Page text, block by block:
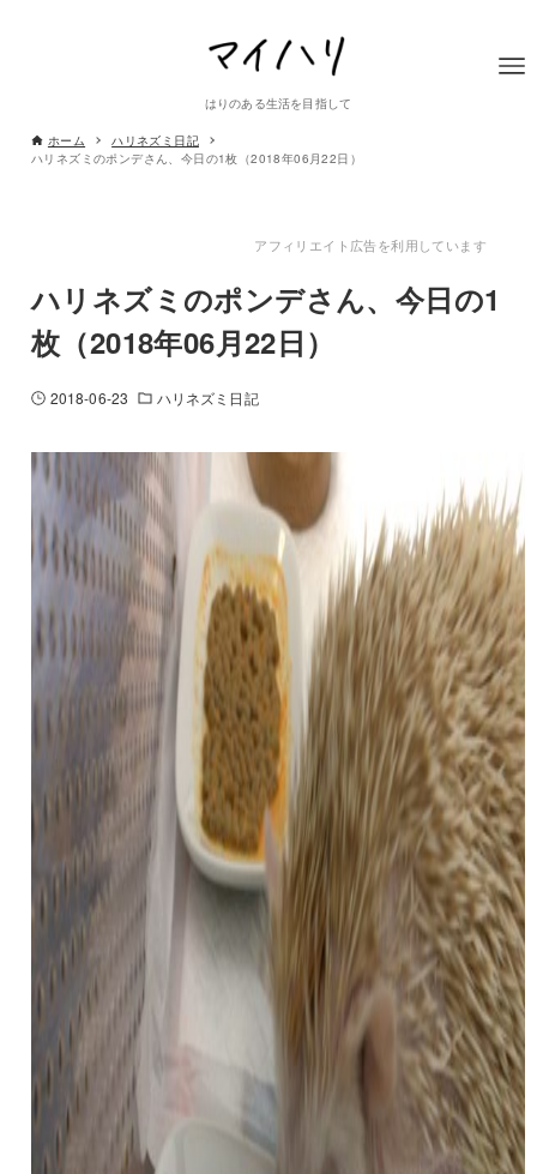
はりのある生活を目指して
ホーム
ハリネズミ日記
ハリネズミのポンデさん、今日の1枚（2018年06月22日）
アフィリエイト広告を利用しています
ハリネズミのポンデさん、今日の1
枚（2018年06月22日）
2018-06-23 ハリネズミ日記